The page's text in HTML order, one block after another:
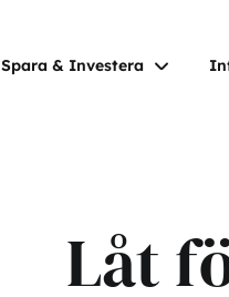
Spara & Investera
Låt